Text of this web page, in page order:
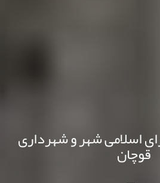
اسلامی شهر و شهرداری
قوچان